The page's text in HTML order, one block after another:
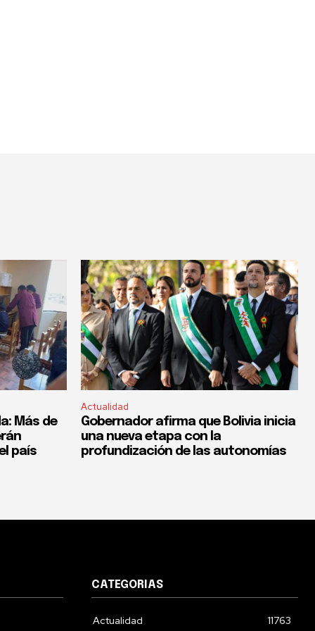
Más de
país
Actualidad
Gobernador afirma que Bolivia inicia
una nueva etapa con la
profundización de las autonomías
CATEGORIAS
Actualidad 11763